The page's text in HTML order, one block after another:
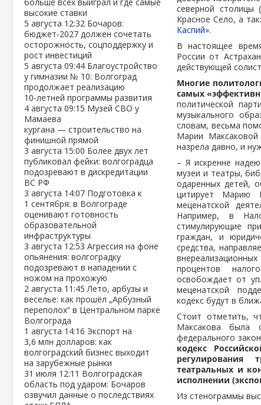
высокие ставки
5 августа 12:32 Бочаров:
бюджет‑2027 должен сочетать
осторожность, соцподдержку и
рост инвестиций
5 августа 09:44 Благоустройство
у гимназии № 10: Волгоград
продолжает реализацию
10‑летней программы развития
4 августа 09:15 Музей СВО у
Мамаева
кургана — строительство на
финишной прямой
3 августа 15:00 Более двух лет
публиковал фейки: волгоградца
подозревают в дискредитации
ВС РФ
3 августа 14:07 Подготовка к
1 сентября: в Волгограде
оценивают готовность
образовательной
инфраструктуры
3 августа 12:53 Агрессия на фоне
опьянения: волгоградку
подозревают в нападении с
ножом на прохожую
2 августа 11:45Лето, арбузы и
веселье: как прошёл „Арбузный
переполох“ в Центральном парке
Волгограда
1 августа 14:16 Экспорт на
3,6 млн долларов: как
волгоградский бизнес выходит
на зарубежные рынки
31 июля 12:11 Волгоградская
область под ударом: Бочаров
озвучил данные о последствиях
северной
Красное Село, а
Каспий».
В настоящее
России от
действующей
Многие
самых
политической
музыкального
словам, весьма
Марии Максаковой
назрела давно, и
– Я искренне
музеи и театры,
одаренных детей,
цитирует Марию
меценатской
Например, в
стимулирующие
граждан, и
средства,
процентов
освобождает от
меценатской
кодекс будут в
Стоит отметить,
Максакова была
федерального
кодекс
регулирования
театральных и
исполнении
Из стенограммы